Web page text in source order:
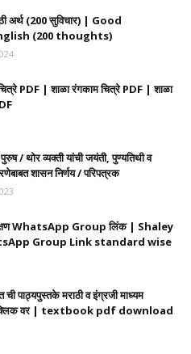
अर्थ (200 सुविचार) | Good
(200 thoughts)
PDF | शाळा रंगकाम चित्रे PDF | शाळा
/ थोर व्यक्ती यांची जयंती, पुण्यतिथी व
शासन निर्णय / परिपत्रक
शिक्षण WhatsApp Group लिंक | Shaley
Group Link standard wise
ची पाठ्यपुस्तके मराठी व इंग्रजी माध्यम
क्लिक वर | textbook pdf download